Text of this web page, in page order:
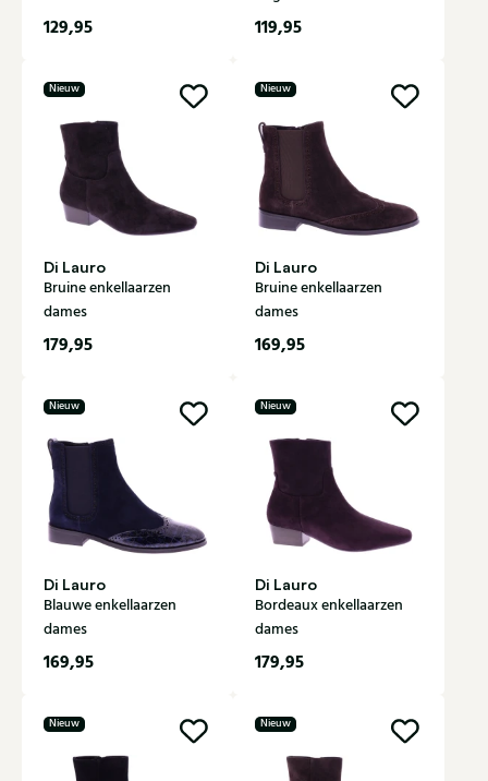
129,95 119,95
Nieuw
Di Lauro
Bruine enkellaarzen
dames
179,95
Nieuw
Di Lauro
Bruine enkellaarzen
dames
169,95
Nieuw
Di Lauro
Blauwe enkellaarzen
dames
169,95
Nieuw
Di Lauro
Bordeaux enkellaarzen
dames
179,95
Nieuw Nieuw